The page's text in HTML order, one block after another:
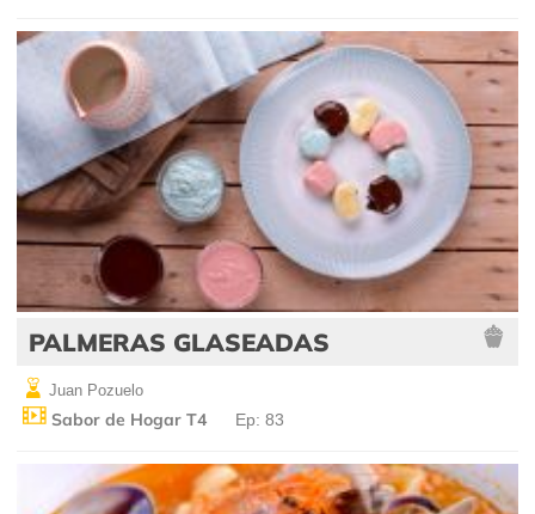
PALMERAS GLASEADAS
Juan Pozuelo
Sabor de Hogar T4 Ep: 83